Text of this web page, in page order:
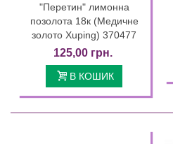
"Перетин" лимонна
позолота 18к (Медичне
золото Xuping) 370477
125,00 грн.
В КОШИК